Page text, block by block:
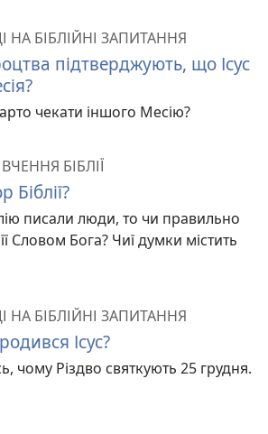
НА БІБЛІЙНІ ЗАПИТАННЯ
підтверджують, що Ісус
чекати іншого Месію?
БІБЛІЇ
Біблії?
писали люди, то чи правильно
Словом Бога? Чиї думки містить
НА БІБЛІЙНІ ЗАПИТАННЯ
Ісус?
чому Різдво святкують 25 грудня.